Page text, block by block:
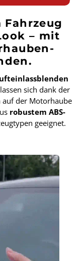
Fahrzeug
– mit
sich dank der
auf der Motorhaube
robustem ABS-
geeignet.